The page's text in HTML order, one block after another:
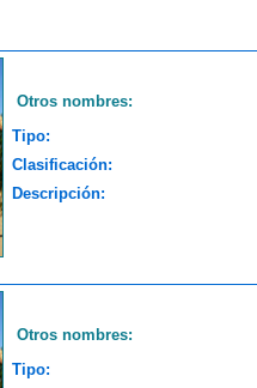
Otros nombres:
Tipo:
Clasificación:
Descripción:
Otros nombres:
Tipo: